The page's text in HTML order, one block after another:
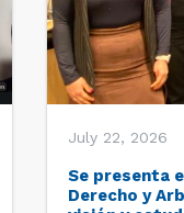
July 22, 2026
Se presenta
Derecho y